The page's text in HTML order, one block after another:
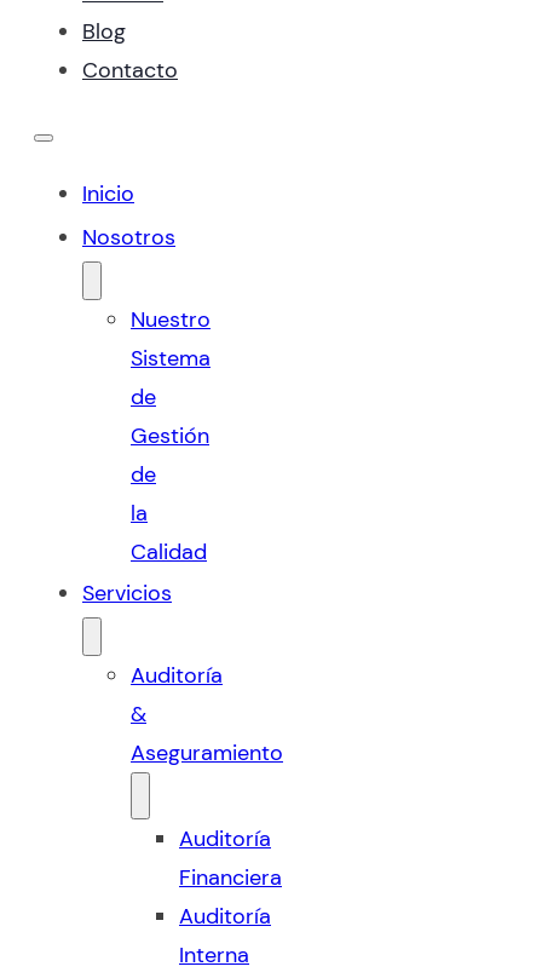
Blog
Contacto
Inicio
Nosotros
Nuestro
Sistema
de
Gestión
de
la
Calidad
Servicios
Auditoría
&
Aseguramiento
Auditoría
Financiera
Auditoría
Interna